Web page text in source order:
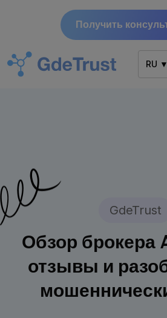
Получить
RU ▼
GdeTrust
Обзор брокера
отзывы и